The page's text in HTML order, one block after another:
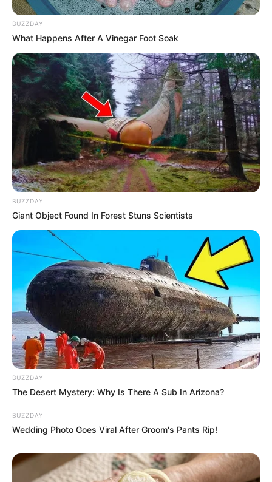
BUZZDAY
What Happens After A Vinegar Foot Soak
BUZZDAY
Giant Object Found In Forest Stuns Scientists
BUZZDAY
The Desert Mystery: Why Is There A Sub In Arizona?
BUZZDAY
Wedding Photo Goes Viral After Groom's Pants Rip!